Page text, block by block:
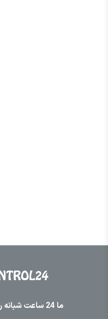
ما 24 ساعت شبانه روز در کنار شما هستیم